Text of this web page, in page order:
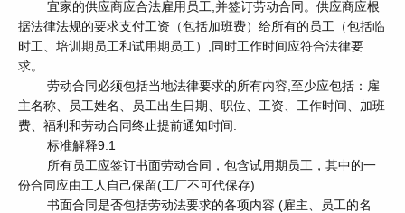
宜家的供应商应合法雇用员工,并签订劳动合同。供应商应根
据法律法规的要求支付工资（包括加班费）给所有的员工（包括临
时工、培训期员工和试用期员工）,同时工作时间应符合法律要
求。
劳动合同必须包括当地法律要求的所有内容,至少应包括：雇
主名称、员工姓名、员工出生日期、职位、工资、工作时间、加班
费、福利和劳动合同终止提前通知时间.
标准解释9.1
所有员工应签订书面劳动合同，包含试用期员工，其中的一
份合同应由工人自己保留(工厂不可代保存)
书面合同是否包括劳动法要求的各项内容 (雇主、员工的名